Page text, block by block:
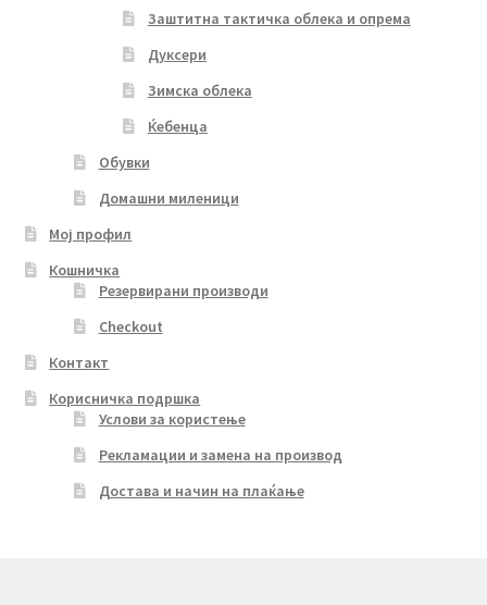
Заштитна тактичка облека и опрема
Дуксери
Зимска облека
Ќебенца
Обувки
Домашни миленици
Мој профил
Кошничка
Резервирани производи
Checkout
Контакт
Корисничка подршка
Услови за користење
Рекламации и замена на производ
Достава и начин на плаќање